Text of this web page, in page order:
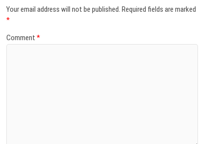
Your email address will not be published. Required fields are marked
*
Comment*